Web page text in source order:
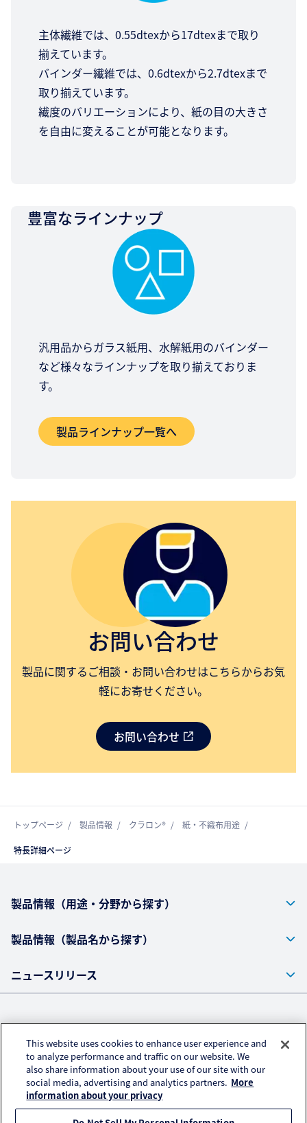
主体繊維では、0.55dtexから17dtexまで取り
揃えています。
バインダー繊維では、0.6dtexから2.7dtexまで
取り揃えています。
繊度のバリエーションにより、紙の目の大きさ
を自由に変えることが可能となります。
豊富なラインナップ
汎用品からガラス紙用、水解紙用のバインダー
など様々なラインナップを取り揃えておりま
す。
製品ラインナップ一覧へ
お問い合わせ
製品に関するご相談・お問い合わせはこちらからお気
軽にお寄せください。
お問い合わせ
トップページ 製品情報 クラロン® 紙・不織布用途
特長詳細ページ
製品情報（用途・分野から探す）
製品情報（製品名から探す）
ニュースリリース
株式会社クラレ ウェブサイト
プライバシーポリシー
アクセスデータの取扱い
ご利用にあたって
This website uses cookies to enhance user experience and
to analyze performance and traffic on our website. We
also share information about your use of our site with our
social media, advertising and analytics partners. More
information about your privacy